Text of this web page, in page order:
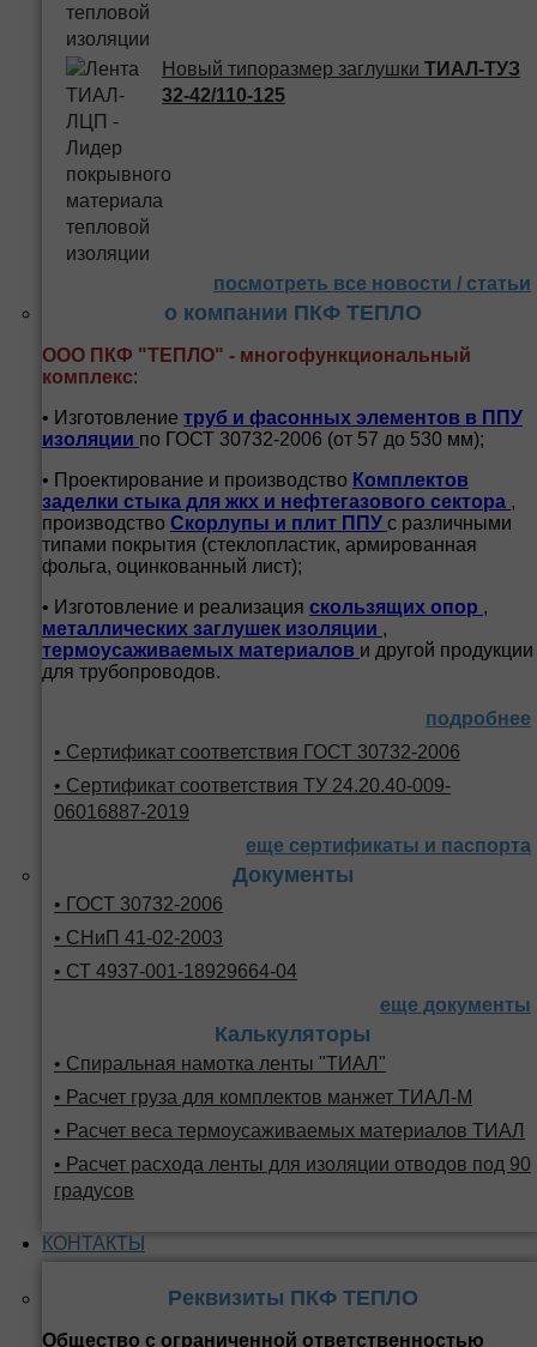
Новый типоразмер заглушки ТИАЛ-ТУЗ
32-42/110-125
посмотреть все новости / статьи
о компании ПКФ ТЕПЛО
ООО ПКФ "ТЕПЛО" - многофункциональный
комплекс:
• Изготовление труб и фасонных элементов в ППУ
изоляции по ГОСТ 30732-2006 (от 57 до 530 мм);
• Проектирование и производство Комплектов
заделки стыка для жкх и нефтегазового сектора ,
производство Скорлупы и плит ППУ с различными
типами покрытия (стеклопластик, армированная
фольга, оцинкованный лист);
• Изготовление и реализация скользящих опор ,
металлических заглушек изоляции ,
термоусаживаемых материалов и другой продукции
для трубопроводов.
подробнее
• Сертификат соответствия ГОСТ 30732-2006
• Сертификат соответствия ТУ 24.20.40-009-
06016887-2019
еще сертификаты и паспорта
Документы
• ГОСТ 30732-2006
• СНиП 41-02-2003
• СТ 4937-001-18929664-04
еще документы
Калькуляторы
• Спиральная намотка ленты "ТИАЛ"
• Расчет груза для комплектов манжет ТИАЛ-М
• Расчет веса термоусаживаемых материалов ТИАЛ
• Расчет расхода ленты для изоляции отводов под 90
градусов
КОНТАКТЫ
Реквизиты ПКФ ТЕПЛО
Общество с ограниченной ответственностью